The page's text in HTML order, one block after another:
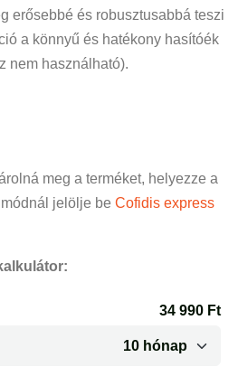
erősebbé és robusztusabbá teszi
a könnyű és hatékony hasítóék
nem használható).
meg a terméket, helyezze a
jelölje be Cofidis express